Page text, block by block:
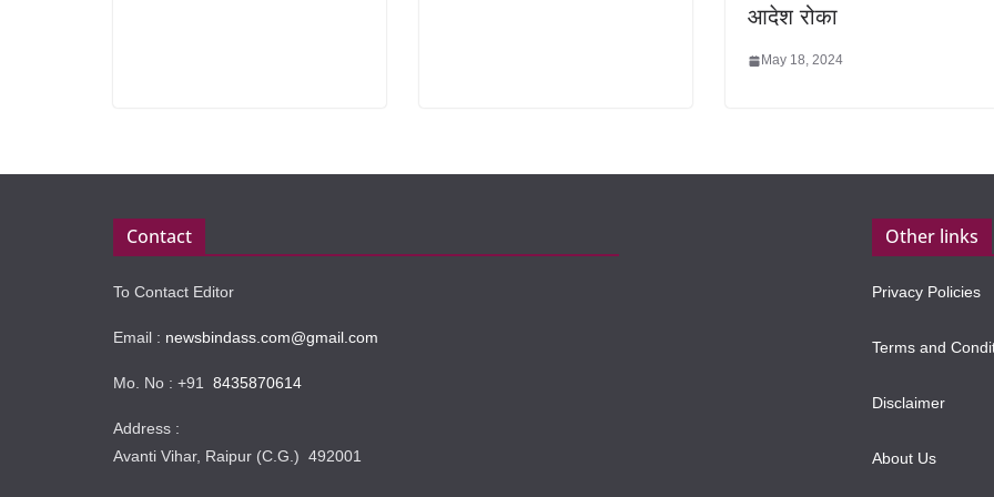
आदेश रोका
May 18, 2024
Contact
To Contact Editor
Email : newsbindass.com@gmail.com
Mo. No : +91 8435870614
Address :
Avanti Vihar, Raipur (C.G.) 492001
Other links
Privacy Policies
Terms and
Disclaimer
About Us